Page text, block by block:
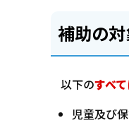
補助の
以下のすべ
児童及び